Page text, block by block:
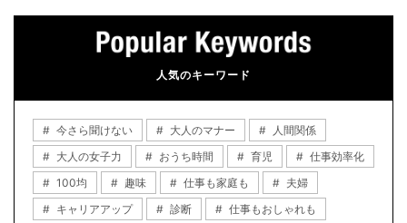
人気のキーワード
今さら聞けない 大人のマナー
人間関係
大人の女子力
おうち時間 育児
仕事効率化
100均
趣味 仕事も家庭も
夫婦
キャリアアップ
診断
仕事もおしゃれも